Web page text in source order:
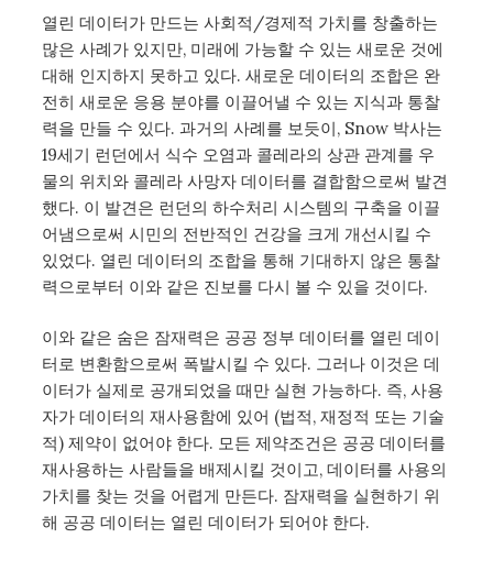
열린 데이터가 만드는 사회적/경제적 가치를 창출하는
많은 사례가 있지만, 미래에 가능할 수 있는 새로운 것에
대해 인지하지 못하고 있다. 새로운 데이터의 조합은 완
전히 새로운 응용 분야를 이끌어낼 수 있는 지식과 통찰
력을 만들 수 있다. 과거의 사례를 보듯이, Snow 박사는
19세기 런던에서 식수 오염과 콜레라의 상관 관계를 우
물의 위치와 콜레라 사망자 데이터를 결합함으로써 발견
했다. 이 발견은 런던의 하수처리 시스템의 구축을 이끌
어냄으로써 시민의 전반적인 건강을 크게 개선시킬 수
있었다. 열린 데이터의 조합을 통해 기대하지 않은 통찰
력으로부터 이와 같은 진보를 다시 볼 수 있을 것이다.
이와 같은 숨은 잠재력은 공공 정부 데이터를 열린 데이
터로 변환함으로써 폭발시킬 수 있다. 그러나 이것은 데
이터가 실제로 공개되었을 때만 실현 가능하다. 즉, 사용
자가 데이터의 재사용함에 있어 (법적, 재정적 또는 기술
적) 제약이 없어야 한다. 모든 제약조건은 공공 데이터를
재사용하는 사람들을 배제시킬 것이고, 데이터를 사용의
가치를 찾는 것을 어렵게 만든다. 잠재력을 실현하기 위
해 공공 데이터는 열린 데이터가 되어야 한다.